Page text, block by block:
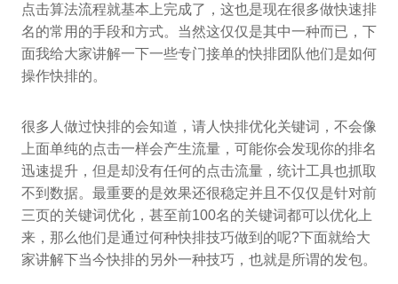
点击算法流程就基本上完成了，这也是现在很多做快速排
名的常用的手段和方式。当然这仅仅是其中一种而已，下
面我给大家讲解一下一些专门接单的快排团队他们是如何
操作快排的。
很多人做过快排的会知道，请人快排优化关键词，不会像
上面单纯的点击一样会产生流量，可能你会发现你的排名
迅速提升，但是却没有任何的点击流量，统计工具也抓取
不到数据。最重要的是效果还很稳定并且不仅仅是针对前
三页的关键词优化，甚至前100名的关键词都可以优化上
来，那么他们是通过何种快排技巧做到的呢?下面就给大
家讲解下当今快排的另外一种技巧，也就是所谓的发包。